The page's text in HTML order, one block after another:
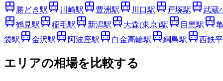
勝どき駅 川崎駅 豊洲駅 川口駅 戸塚駅
武蔵
鶴見駅 稲毛駅 新潟駅 大森(東京)駅 目黒駅
袋駅 金沢駅 阿波座駅 白金高輪駅 綱島駅 西鉄
エリアの相場を比較する